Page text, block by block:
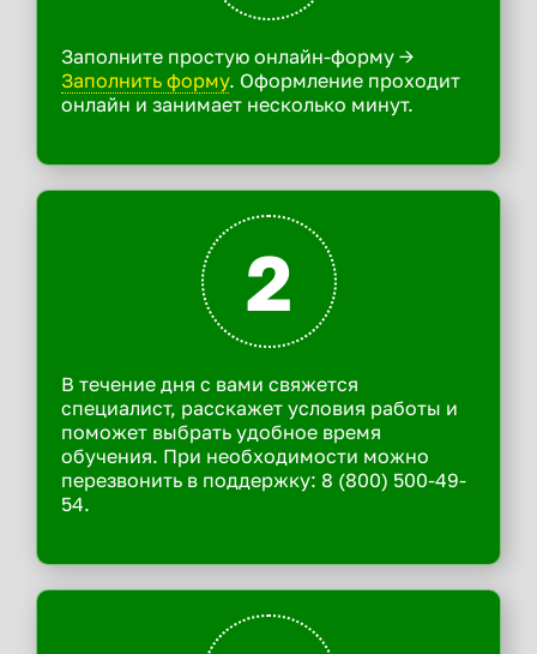
Заполните простую онлайн-форму ->
Заполнить форму. Оформление проходит
онлайн и занимает несколько минут.
2
В течение дня с вами свяжется
специалист, расскажет условия работы и
поможет выбрать удобное время
обучения. При необходимости можно
перезвонить в поддержку: 8 (800) 500-49-
54.